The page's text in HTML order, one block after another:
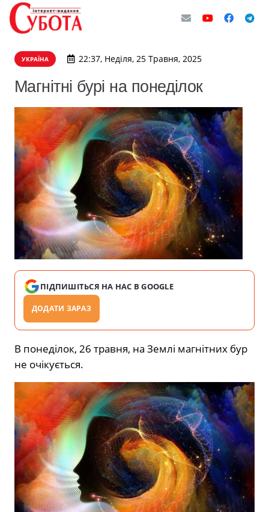
УКРАЇНА 22:37, Неділя, 25 Травня, 2025
Магнітні бурі на понеділок
ПІДПИШІТЬСЯ НА НАС В GOOGLE
ДОДАТИ ЗАРАЗ
В понеділок, 26 травня, на Землі магнітних бур
не очікується.